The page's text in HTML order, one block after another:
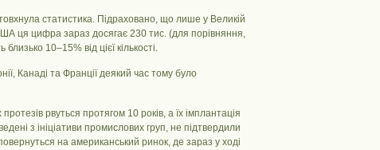
статистика. Підраховано, що лише у Великій
ця цифра зараз досягає 230 тис. (для порівняння,
10–15% від цієї кількості.
Канаді та Франції деякий час тому було
рвуться протягом 10 років, а їх імплантація
з ініціативи промислових груп, не підтвердили
на американський ринок, де зараз у ході